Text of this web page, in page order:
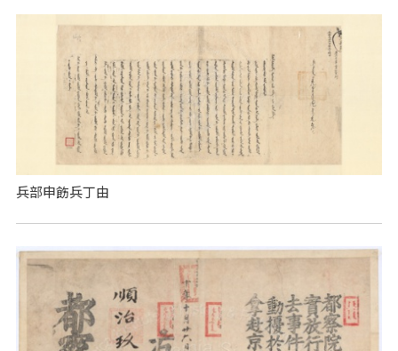
兵部申飭兵丁由